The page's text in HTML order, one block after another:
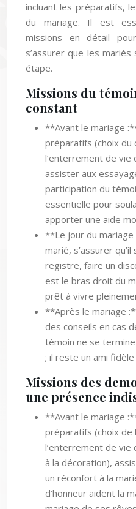
incluant les préparatifs,
du mariage. Il est
missions en détail
s’assurer que les
étape.
Missions du
constant
**Avant le mariage
préparatifs (choix du
l’enterrement de vie
assister aux
participation du
essentielle pour
apporter une aide
**Le jour du
marié, s’assurer
registre, faire un
est le bras droit du
prêt à vivre
**Après le mariage
des conseils en cas
témoin ne se
; il reste un ami
Missions des
une présence
**Avant le mariage
préparatifs (choix de
l’enterrement de vie
à la décoration),
un réconfort à la
d’honneur aident la